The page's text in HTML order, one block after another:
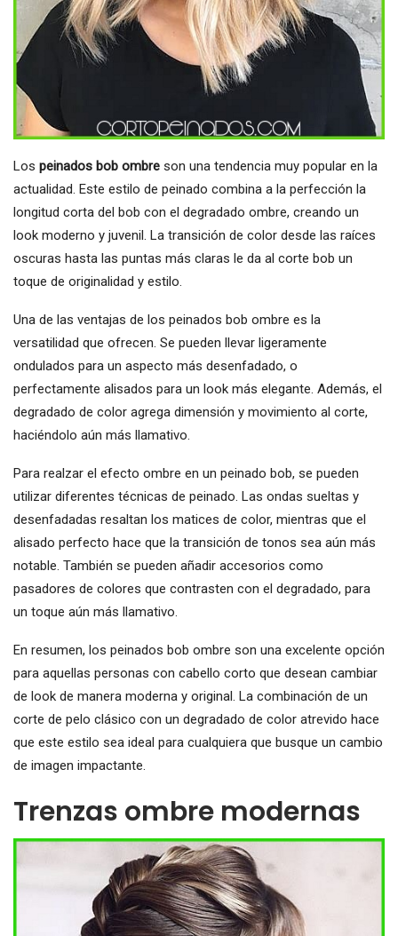
Los peinados bob ombre son una tendencia muy popular en la
actualidad. Este estilo de peinado combina a la perfección la
longitud corta del bob con el degradado ombre, creando un
look moderno y juvenil. La transición de color desde las raíces
oscuras hasta las puntas más claras le da al corte bob un
toque de originalidad y estilo.
Una de las ventajas de los peinados bob ombre es la
versatilidad que ofrecen. Se pueden llevar ligeramente
ondulados para un aspecto más desenfadado, o
perfectamente alisados para un look más elegante. Además, el
degradado de color agrega dimensión y movimiento al corte,
haciéndolo aún más llamativo.
Para realzar el efecto ombre en un peinado bob, se pueden
utilizar diferentes técnicas de peinado. Las ondas sueltas y
desenfadadas resaltan los matices de color, mientras que el
alisado perfecto hace que la transición de tonos sea aún más
notable. También se pueden añadir accesorios como
pasadores de colores que contrasten con el degradado, para
un toque aún más llamativo.
En resumen, los peinados bob ombre son una excelente opción
para aquellas personas con cabello corto que desean cambiar
de look de manera moderna y original. La combinación de un
corte de pelo clásico con un degradado de color atrevido hace
que este estilo sea ideal para cualquiera que busque un cambio
de imagen impactante.
Trenzas ombre modernas